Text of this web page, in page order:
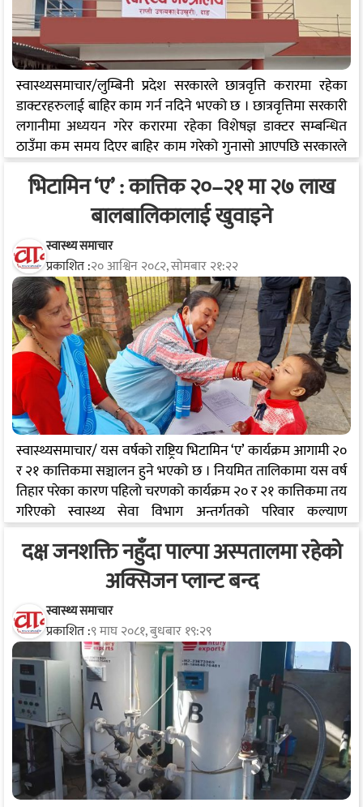
स्वास्थ्यसमाचार/लुम्बिनी प्रदेश सरकारले छात्रवृत्ति करारमा रहेका
डाक्टरहरुलाई बाहिर काम गर्न नदिने भएको छ । छात्रवृत्तिमा सरकारी
लगानीमा अध्ययन गरेर करारमा रहेका विशेषज्ञ डाक्टर सम्बन्धित
ठाउँमा कम समय दिएर बाहिर काम गरेको गुनासो आएपछि सरकारले
एक्सन थालेको लुम्बिनीका स्वास्थ्यमन्त्री खेम सारुले जनाएका छन् ।
‘उहाँहरुका लागि सरकारले ठूलो लगानी गरेको छ, त्यसमाथि निश्चित
तलब लिएर काममा खटाएको हो, पाएको तलब बराबरको सेवा त
दिनुपर्यो नि, सबैतिरबाट यसको गुनासो आएपछि पहिलो चरणमा
विशेषज्ञ क्षेत्रमा करारमा रहेका डक्टरबाट सुरु गरिएको छ’, उनले भने,
‘स्वास्थ्य मन्त्रालयको कार्यविधिमै टेकेर यो निर्णय गरिएको छ, यसको
कार्यान्वयनका…
भिटामिन ‘ए’ : कात्तिक २०–२१ मा २७ लाख
बालबालिकालाई खुवाइने
स्वास्थ्य समाचार
प्रकाशित :२० आश्विन २०८२, सोमबार २१:२२
स्वास्थ्यसमाचार/ यस वर्षको राष्ट्रिय भिटामिन ‘ए’ कार्यक्रम आगामी २०
र २१ कात्तिकमा सञ्चालन हुने भएको छ । नियमित तालिकामा यस वर्ष
तिहार परेका कारण पहिलो चरणको कार्यक्रम २० र २१ कात्तिकमा तय
गरिएको स्वास्थ्य सेवा विभाग अन्तर्गतको परिवार कल्याण
महाशाखाले जनाएको छ । महाशाखाले दुई दिने अभियानमा पाँच
वर्षमुनिका करिब २७ लाख बालबालिकालाई भिटामिन ‘ए’ र २४ लाख
बालबालिकालाई जुकाको औषधी खुवाइने लक्ष्य लिएको छ । यस्तै ६
महिनाभन्दा माथिका बालबालिकालाई ‘बाल भिटा’ पोषणयुक्त आहार
दिइँदै छ । नियमित खोप लगाउन छुटेका ५ वर्षमुनिका बालबालिका
पनि खोप दिइने महाशाखाले जनाएको…
दक्ष जनशक्ति नहुँदा पाल्पा अस्पतालमा रहेको
अक्सिजन प्लान्ट बन्द
स्वास्थ्य समाचार
प्रकाशित :९ माघ २०८१, बुधबार १९:२९